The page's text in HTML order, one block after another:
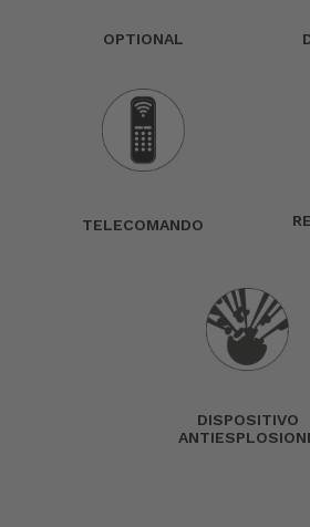
OPTIONAL
TELECOMANDO
DISPOSITIVO